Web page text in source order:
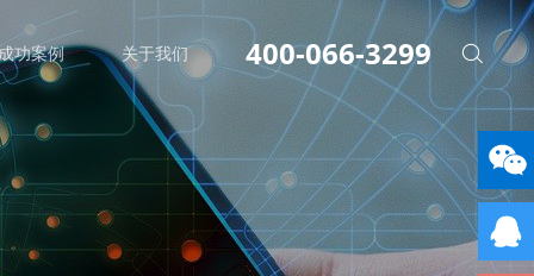
功案例 关于我们 400-066-3299